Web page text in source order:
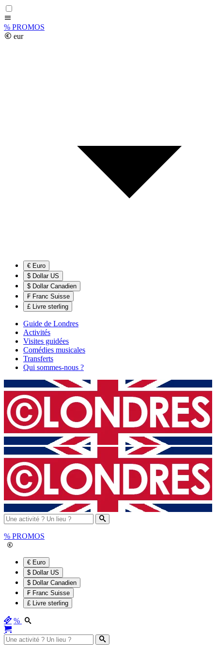
% PROMOS
eur
€ Euro
$ Dollar US
$ Dollar Canadien
₣ Franc Suisse
£ Livre sterling
Guide de Londres
Activités
Visites guidées
Comédies musicales
Transferts
Qui sommes-nous ?
% PROMOS
€ Euro
$ Dollar US
$ Dollar Canadien
₣ Franc Suisse
£ Livre sterling
%